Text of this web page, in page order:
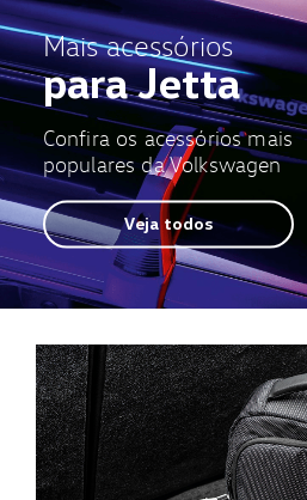
Mais acessórios
para Jetta
Confira os acessórios mais
populares da Volkswagen
Veja todos